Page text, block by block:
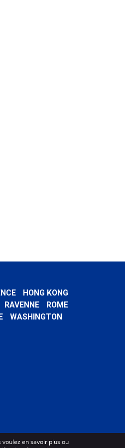
HONG KONG
RAVENNE
ROME
WASHINGTON
en savoir plus ou